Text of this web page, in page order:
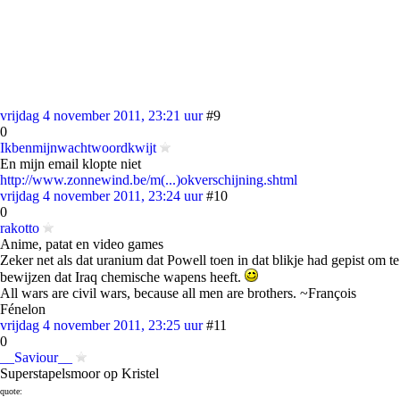
vrijdag 4 november 2011, 23:21 uur #9
0
Ikbenmijnwachtwoordkwijt
En mijn email klopte niet
http://www.zonnewind.be/m(...)okverschijning.shtml
vrijdag 4 november 2011, 23:24 uur #10
0
rakotto
Anime, patat en video games
Zeker net als dat uranium dat Powell toen in dat blikje had gepist om te
bewijzen dat Iraq chemische wapens heeft.
All wars are civil wars, because all men are brothers. ~François
Fénelon
vrijdag 4 november 2011, 23:25 uur #11
0
__Saviour__
Superstapelsmoor op Kristel
quote: